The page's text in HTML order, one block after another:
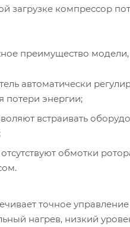
загрузке компрессор
преимущество модели,
автоматически
энергии;
встраивать
обмотки
точное
нагрев, низкий